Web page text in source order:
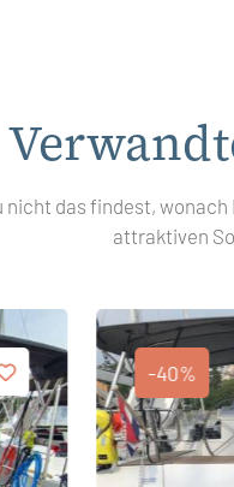
nicht das findest,
attraktiven
-40%